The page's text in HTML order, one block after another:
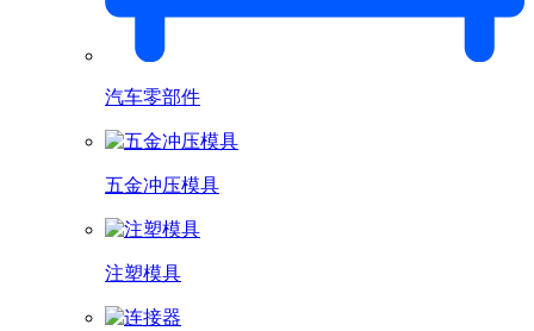
汽车零部件
五金冲压模具
注塑模具